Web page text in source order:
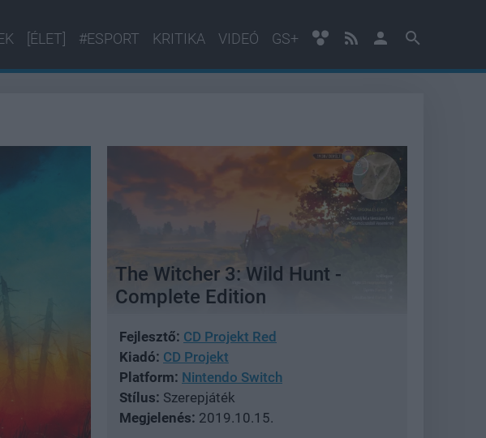
[ÉLET] #ESPORT KRITIKA VIDEÓ GS+
The Witcher 3: Wild Hunt -
Complete Edition
Fejlesztő: CD Projekt Red
Kiadó: CD Projekt
Platform: Nintendo Switch
Stílus: Szerepjáték
Megjelenés: 2019.10.15.